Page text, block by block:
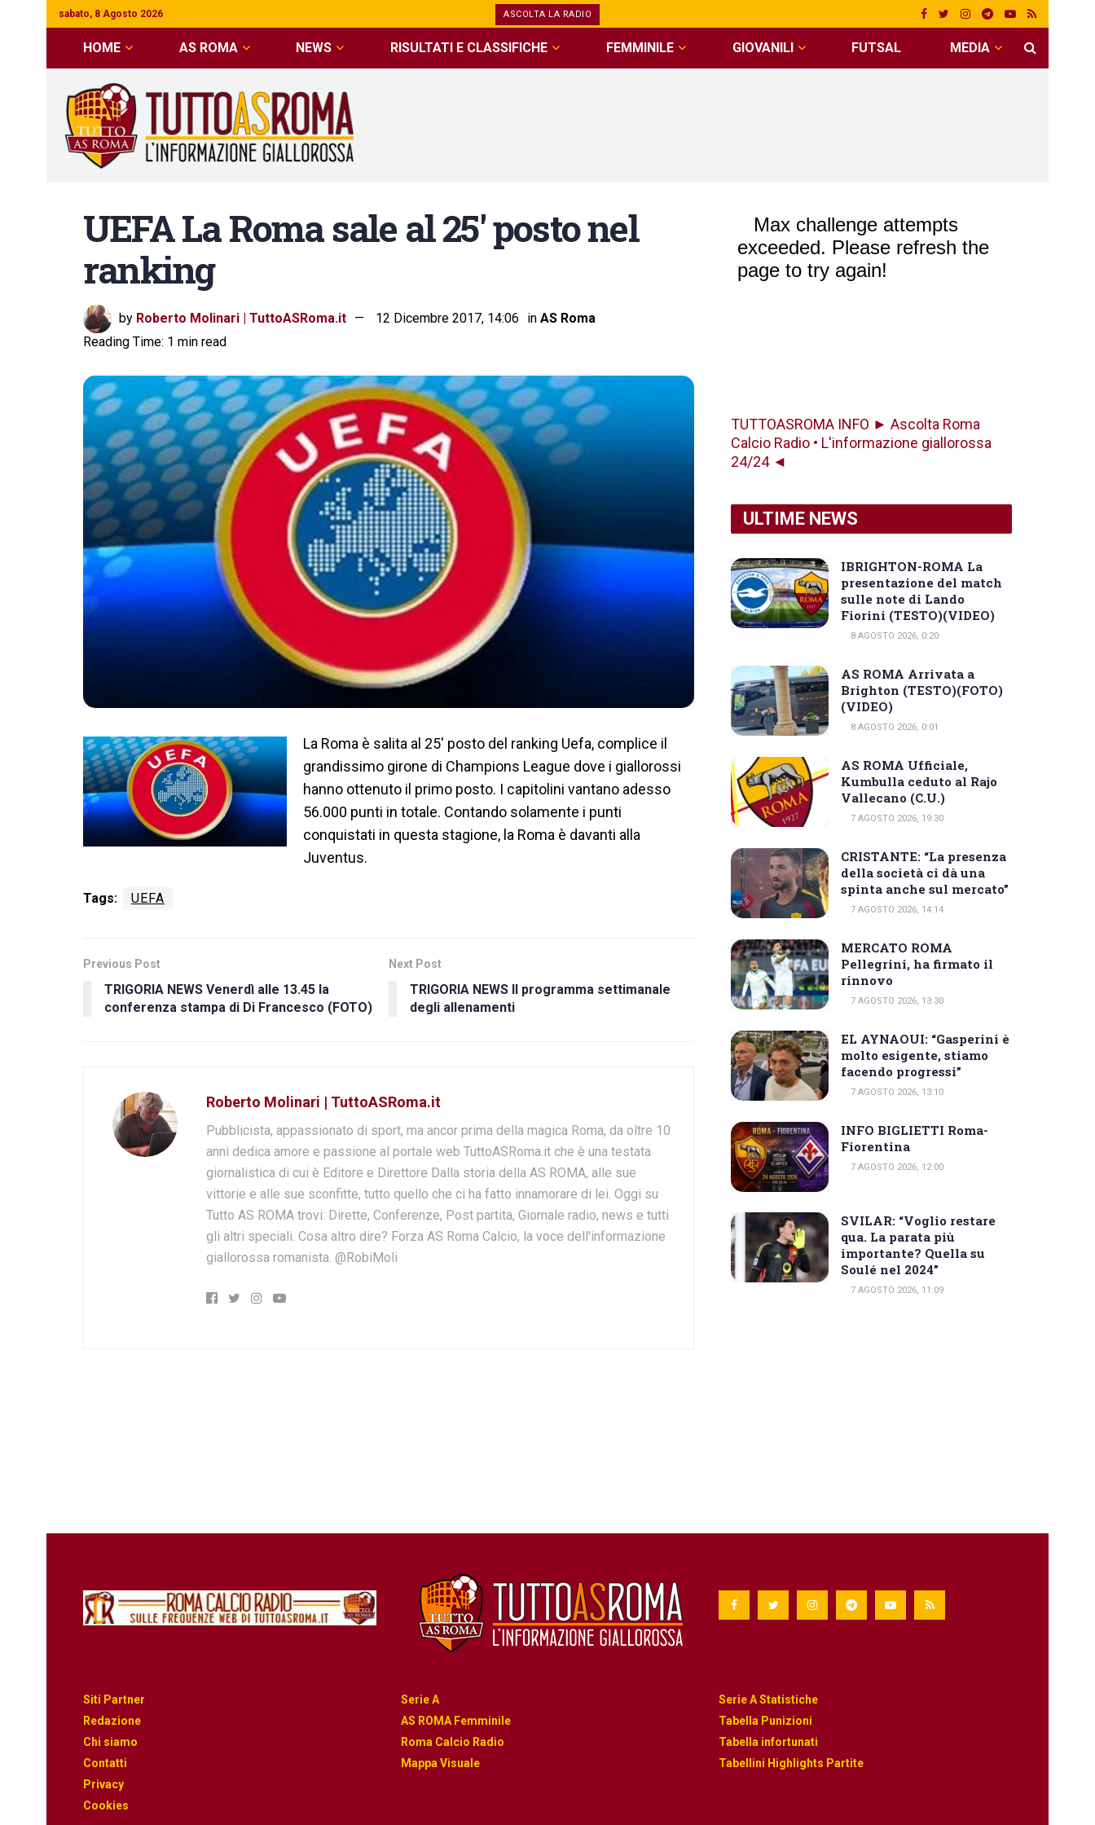
sabato, 8 Agosto 2026 ASCOLTA LA RADIO
HOME AS ROMA NEWS RISULTATI E CLASSIFICHE FEMMINILE GIOVANILI FUTSAL MEDIA
UEFA La Roma sale al 25′ posto nel
ranking
by Roberto Molinari | TuttoASRoma.it 12 Dicembre 2017, 14:06 in AS Roma
Reading Time: 1 min read
La Roma è salita al 25′ posto del ranking Uefa, complice il
grandissimo girone di Champions League dove i giallorossi
hanno ottenuto il primo posto. I capitolini vantano adesso
56.000 punti in totale. Contando solamente i punti
conquistati in questa stagione, la Roma è davanti alla
Juventus.
Tags: UEFA
Previous Post
TRIGORIA NEWS Venerdì alle 13.45 la
conferenza stampa di Di Francesco (FOTO)
Next Post
TRIGORIA NEWS Il programma settimanale
degli allenamenti
Roberto Molinari | TuttoASRoma.it
Pubblicista, appassionato di sport, ma ancor prima della magica Roma, da oltre 10
anni dedica amore e passione al portale web TuttoASRoma.it che è una testata
giornalistica di cui è Editore e Direttore Dalla storia della AS ROMA, alle sue
vittorie e alle sue sconfitte, tutto quello che ci ha fatto innamorare di lei. Oggi su
Tutto AS ROMA trovi: Dirette, Conferenze, Post partita, Giornale radio, news e tutti
gli altri speciali. Cosa altro dire? Forza AS Roma Calcio, la voce dell'informazione
giallorossa romanista. @RobiMoli
TUTTOASROMA INFO ► Ascolta Roma
Calcio Radio • L'informazione giallorossa
24/24 ◄
ULTIME NEWS
IBRIGHTON-ROMA La
presentazione del match
sulle note di Lando
Fiorini (TESTO)(VIDEO)
8 AGOSTO 2026, 0:20
AS ROMA Arrivata a
Brighton (TESTO)(FOTO)
(VIDEO)
8 AGOSTO 2026, 0:01
AS ROMA Ufficiale,
Kumbulla ceduto al Rajo
Vallecano (C.U.)
7 AGOSTO 2026, 19:30
CRISTANTE: “La presenza
della società ci dà una
spinta anche sul mercato”
7 AGOSTO 2026, 14:14
MERCATO ROMA
Pellegrini, ha firmato il
rinnovo
7 AGOSTO 2026, 13:30
EL AYNAOUI: “Gasperini è
molto esigente, stiamo
facendo progressi”
7 AGOSTO 2026, 13:10
INFO BIGLIETTI Roma-
Fiorentina
7 AGOSTO 2026, 12:00
SVILAR: “Voglio restare
qua. La parata più
importante? Quella su
Soulé nel 2024”
7 AGOSTO 2026, 11:09
Siti Partner
Redazione
Chi siamo
Contatti
Privacy
Cookies
Serie A
AS ROMA Femminile
Roma Calcio Radio
Mappa Visuale
Serie A Statistiche
Tabella Punizioni
Tabella infortunati
Tabellini Highlights Partite